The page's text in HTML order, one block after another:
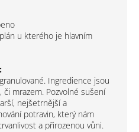
u kterého je hlavním
Ingredience jsou
mrazem. Pozvolné sušení
nejšetrnější a
potravin, který nám
a přirozenou vůni.